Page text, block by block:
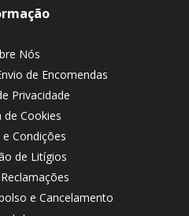
Nós
de Encomendas
Privacidade
de Cookies
Condições
de Litígios
e Cancelamento